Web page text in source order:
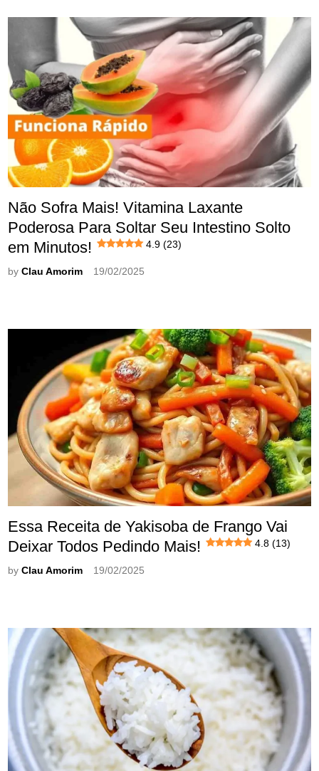
Não Sofra Mais! Vitamina Laxante
Poderosa Para Soltar Seu Intestino Solto
em Minutos!
4.9 (23)
byClau Amorim 19/02/2025
Essa Receita de Yakisoba de Frango Vai
Deixar Todos Pedindo Mais!
4.8 (13)
byClau Amorim 19/02/2025